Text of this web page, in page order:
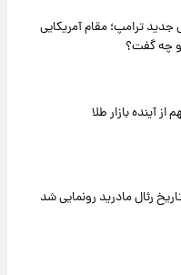
ترامپ؛ مقام آمریکایی
چه گفت؟
آینده بازار طلا
رئال مادرید رونمایی شد